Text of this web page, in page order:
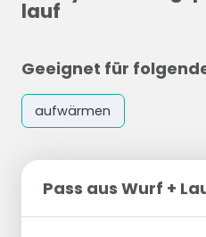
lauf
Geeignet für
aufwärmen
Pass aus Wurf +